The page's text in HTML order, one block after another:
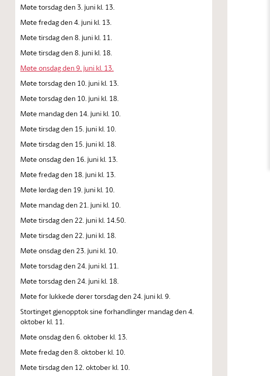
Møte torsdag den 3. juni kl. 13.
Møte fredag den 4. juni kl. 13.
Møte tirsdag den 8. juni kl. 11.
Møte tirsdag den 8. juni kl. 18.
Møte onsdag den 9. juni kl. 13.
Møte torsdag den 10. juni kl. 13.
Møte torsdag den 10. juni kl. 18.
Møte mandag den 14. juni kl. 10.
Møte tirsdag den 15. juni kl. 10.
Møte tirsdag den 15. juni kl. 18.
Møte onsdag den 16. juni kl. 13.
Møte fredag den 18. juni kl. 13.
Møte lørdag den 19. juni kl. 10.
Møte mandag den 21. juni kl. 10.
Møte tirsdag den 22. juni kl. 14.50.
Møte tirsdag den 22. juni kl. 18.
Møte onsdag den 23. juni kl. 10.
Møte torsdag den 24. juni kl. 11.
Møte torsdag den 24. juni kl. 18.
Møte for lukkede dører torsdag den 24. juni kl. 9.
Stortinget gjenopptok sine forhandlinger mandag den 4.
oktober kl. 11.
Møte onsdag den 6. oktober kl. 13.
Møte fredag den 8. oktober kl. 10.
Møte tirsdag den 12. oktober kl. 10.